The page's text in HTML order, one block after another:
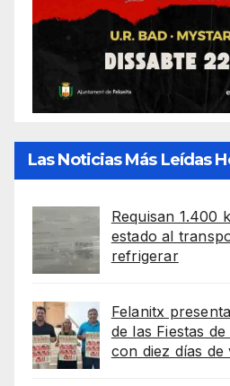
Las Noticias Más Leídas
Requisan 1.400
estado al
refrigerar
Felanitx
de las Fiestas
con diez días de